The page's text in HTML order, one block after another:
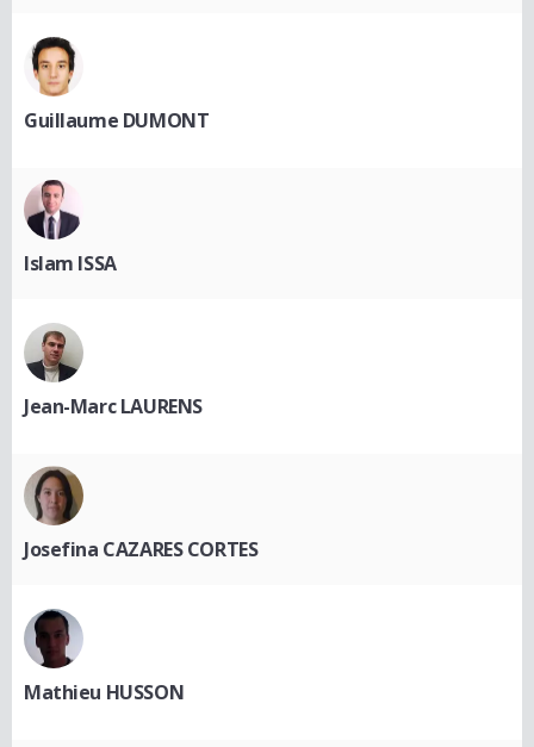
Guillaume DUMONT
Islam ISSA
Jean-Marc LAURENS
Josefina CAZARES CORTES
Mathieu HUSSON